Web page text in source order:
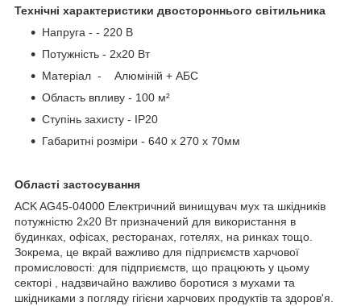
Технічні характеристики двостороннього світильника
Напруга - - 220 В
Потужність - 2x20 Вт
Матеріал - Алюміній + АБС
Область впливу - 100 м²
Ступінь захисту - IP20
Габаритні розміри - 640 х 270 х 70мм
Області застосування
ACK AG45-04000 Електричний винищувач мух та шкідників
потужністю 2x20 Вт призначений для використання в
будинках, офісах, ресторанах, готелях, на ринках тощо.
Зокрема, це вкрай важливо для підприємств харчової
промисловості: для підприємств, що працюють у цьому
секторі , надзвичайно важливо боротися з мухами та
шкідниками з погляду гігієни харчових продуктів та здоров'я.